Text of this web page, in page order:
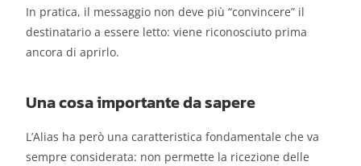
In pratica, il messaggio non deve più “convincere” il
destinatario a essere letto: viene riconosciuto prima
ancora di aprirlo.
Una cosa importante da sapere
L’Alias ha però una caratteristica fondamentale che va
sempre considerata: non permette la ricezione delle